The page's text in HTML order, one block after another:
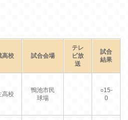
高校 試合会場
テレ
ビ放
送
試合
結果
高校
鴨池市民
球場
○15-
0